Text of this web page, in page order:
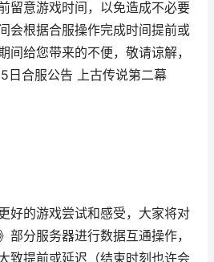
留意游戏时间，以免造成不必要
会根据合服操作完成时间提前或
间给您带来的不便，敬请谅解，
日合服公告 上古传说第二幕
好的游戏尝试和感受，大家将对
部分服务器进行数据互通操作，
致提前或延迟（结束时刻也许会